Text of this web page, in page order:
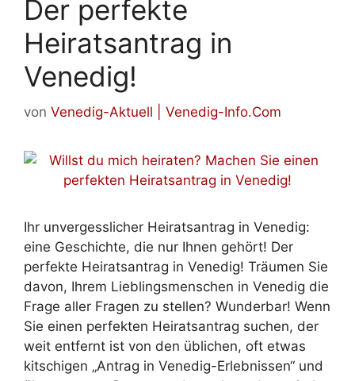
Der perfekte
Heiratsantrag in
Venedig!
von Venedig-Aktuell | Venedig-Info.Com
Ihr unvergesslicher Heiratsantrag in Venedig:
eine Geschichte, die nur Ihnen gehört! Der
perfekte Heiratsantrag in Venedig! Träumen Sie
davon, Ihrem Lieblingsmenschen in Venedig die
Frage aller Fragen zu stellen? Wunderbar! Wenn
Sie einen perfekten Heiratsantrag suchen, der
weit entfernt ist von den üblichen, oft etwas
kitschigen „Antrag in Venedig-Erlebnissen“ und